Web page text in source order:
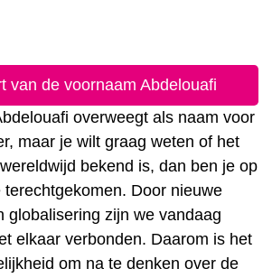
van de voornaam Abdelouafi
overweegt als naam voor
maar je wilt graag weten of het
bekend is, dan ben je op
Door nieuwe
globalisering zijn we vandaag
elkaar verbonden. Daarom is het
om na te denken over de